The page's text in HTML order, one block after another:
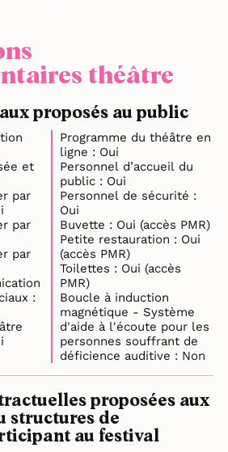
théâtre
proposés au public
et
par
par
par
:
Programme du théâtre en
ligne : Oui
Personnel d’accueil du
public : Oui
Personnel de sécurité :
Oui
Buvette : Oui (accès PMR)
Petite restauration : Oui
(accès PMR)
Toilettes : Oui (accès
PMR)
Boucle à induction
magnétique - Système
d'aide à l'écoute pour les
personnes souffrant de
déficience auditive : Non
proposées aux
structures de
au festival